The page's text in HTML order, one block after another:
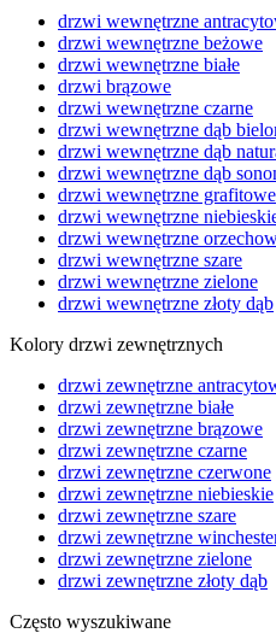
drzwi wewnętrzne
drzwi wewnętrzne beżowe
drzwi wewnętrzne białe
drzwi brązowe
drzwi wewnętrzne czarne
drzwi wewnętrzne dąb
drzwi wewnętrzne dąb
drzwi wewnętrzne dąb
drzwi wewnętrzne grafitowe
drzwi wewnętrzne
drzwi wewnętrzne
drzwi wewnętrzne szare
drzwi wewnętrzne zielone
drzwi wewnętrzne złoty dąb
Kolory drzwi zewnętrznych
drzwi zewnętrzne
drzwi zewnętrzne białe
drzwi zewnętrzne brązowe
drzwi zewnętrzne czarne
drzwi zewnętrzne czerwone
drzwi zewnętrzne niebieskie
drzwi zewnętrzne szare
drzwi zewnętrzne
drzwi zewnętrzne zielone
drzwi zewnętrzne złoty dąb
Często wyszukiwane